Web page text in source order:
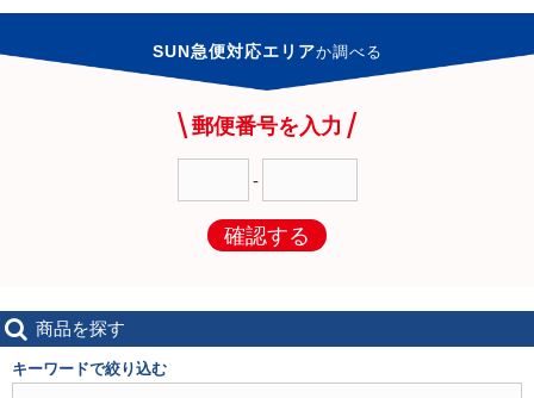
SUN急便対応エリアか調べる
郵便番号を入力
-
確認する
商品を探す
キーワードで絞り込む